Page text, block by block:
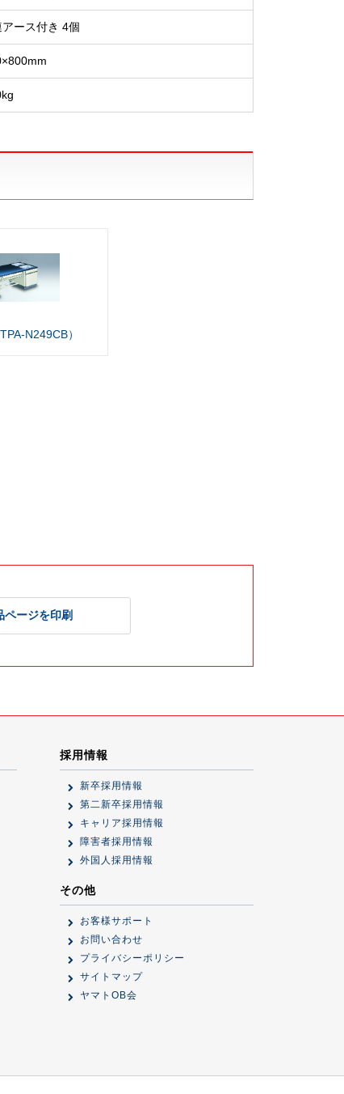
ース付き 4個
N249CB）
ページを印刷
採用情報
新卒採用情報
第二新卒採用情報
キャリア採用情報
障害者採用情報
外国人採用情報
その他
お客様サポート
お問い合わせ
プライバシーポリシー
サイトマップ
ヤマトOB会